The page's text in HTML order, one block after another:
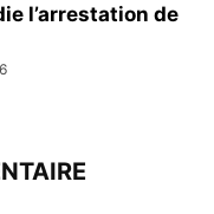
l’arrestation de